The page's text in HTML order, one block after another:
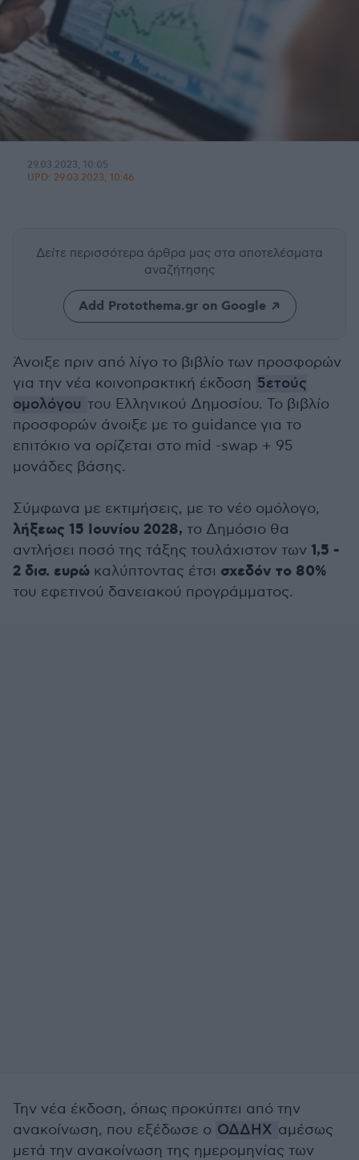
29.03.2023, 10:05
UPD: 29.03.2023, 10:46
Δείτε περισσότερα άρθρα μας στα αποτελέσματα
αναζήτησης
Add Protothema.gr on Google
Άνοιξε πριν από λίγο το βιβλίο των προσφορών
για την νέα κοινοπρακτική έκδοση 5ετούς
ομολόγου του Ελληνικού Δημοσίου. Το βιβλίο
προσφορών άνοιξε με το guidance για το
επιτόκιο να ορίζεται στο mid -swap + 95
μονάδες βάσης.
Σύμφωνα με εκτιμήσεις, με το νέο ομόλογο,
λήξεως 15 Ιουνίου 2028, το Δημόσιο θα
αντλήσει ποσό της τάξης τουλάχιστον των 1,5 -
2 δισ. ευρώ καλύπτοντας έτσι σχεδόν το 80%
του εφετινού δανειακού προγράμματος.
Την νέα έκδοση, όπως προκύπτει από την
ανακοίνωση, που εξέδωσε ο ΟΔΔΗΧ αμέσως
μετά την ανακοίνωση της ημερομηνίας των